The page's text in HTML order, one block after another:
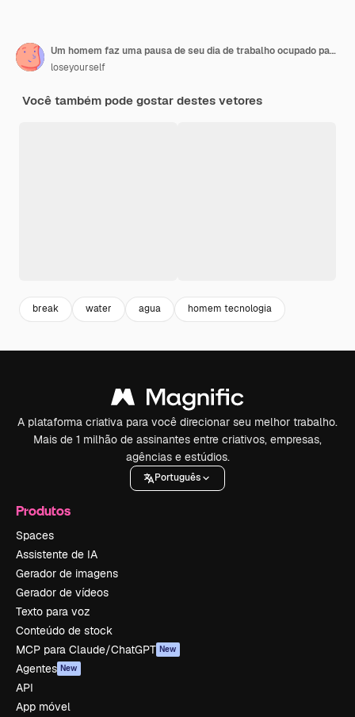
Um homem faz uma pausa de seu dia de trabalho ocupado para regar suas plantas encontrando paz na repetição do
loseyourself
Você também pode gostar destes vetores
break water agua homem tecnologia
A plataforma criativa para você direcionar seu melhor trabalho.
Mais de 1 milhão de assinantes entre criativos, empresas,
agências e estúdios.
Português
Produtos
Spaces
Assistente de IA
Gerador de imagens
Gerador de vídeos
Texto para voz
Conteúdo de stock
MCP para Claude/ChatGPT New
Agentes New
API
App móvel